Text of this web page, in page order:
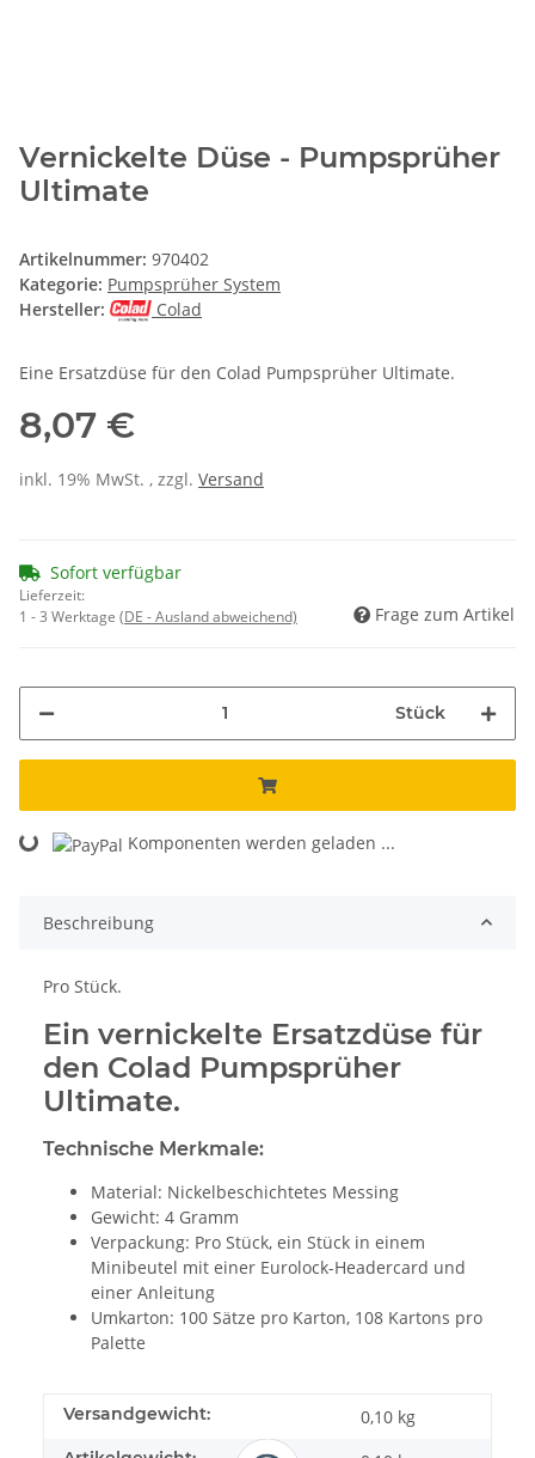
Vernickelte Düse - Pumpsprüher
Ultimate
Artikelnummer: 970402
Kategorie: Pumpsprüher System
Hersteller:
Colad
Eine Ersatzdüse für den Colad Pumpsprüher Ultimate.
8,07 €
inkl. 19% MwSt. , zzgl. Versand
Sofort verfügbar
Lieferzeit:
1 - 3 Werktage (DE - Ausland abweichend) Frage zum Artikel
Stück
Loading... Komponenten werden geladen ...
Beschreibung
Pro Stück.
Ein vernickelte Ersatzdüse für
den Colad Pumpsprüher
Ultimate.
Technische Merkmale:
Material: Nickelbeschichtetes Messing
Gewicht: 4 Gramm
Verpackung: Pro Stück, ein Stück in einem
Minibeutel mit einer Eurolock-Headercard und
einer Anleitung
Umkarton: 100 Sätze pro Karton, 108 Kartons pro
Palette
Versandgewicht: 0,10 kg